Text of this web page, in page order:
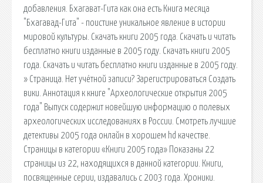
добавления. Бхагават-Гита как она есть Книга месяца
"Бхагавад-Гита" - поистине уникальное явление в истории
мировой культуры. Скачать книги 2005 года. Скачать и читать
бесплатно книги изданные в 2005 году. Скачать книги 2005
года. Скачать и читать бесплатно книги изданные в 2005 году.
» Страница. Нет учётной записи? Зарегистрироваться Создать
вики. Аннотация к книге "Археологические открытия 2005
года" Выпуск содержит новейшую информацию о полевых
археологических исследованиях в России. Смотреть лучшие
детективы 2005 года онлайн в хорошем hd качестве.
Страницы в категории «Книги 2005 года» Показаны 22
страницы из 22, находящихся в данной категории. Книги,
посвященные серии, издавались с 2003 года. Хроники.